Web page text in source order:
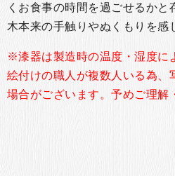
くお食事の時間を過ごせるかと
木本来の手触りやぬくもりを感
※漆器は製造時の温度・湿度に
絵付けの職人が複数人いる為、
場合がございます。予めご理解